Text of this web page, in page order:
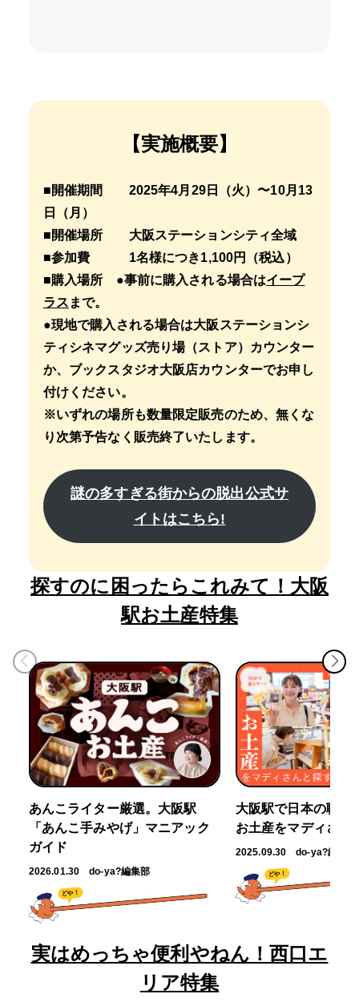
【実施概要】
■開催期間 2025年4月29日（火）〜10月13
日（月）
■開催場所 大阪ステーションシティ全域
■参加費 1名様につき1,100円（税込）
■購入場所 ●事前に購入される場合はイープ
ラス まで。
●現地で購入される場合は大阪ステーションシ
ティシネマグッズ売り場（ストア）カウンター
か、ブックスタジオ大阪店カウンターでお申し
付けください。
※いずれの場所も数量限定販売のため、無くな
り次第予告なく販売終了いたします。
謎の多すぎる街からの脱出公式サ
イトはこちら!
探すのに困ったらこれみて！大阪
駅お土産特集
あんこライター厳選。大阪駅
「あんこ手みやげ」マニアック
ガイド
2026.01.30 do-ya?編集部
どや！
大阪駅で日本の職人
お土産をマディさん
2025.09.30 do-ya?編集部
どや！
実はめっちゃ便利やねん！西口エ
リア特集